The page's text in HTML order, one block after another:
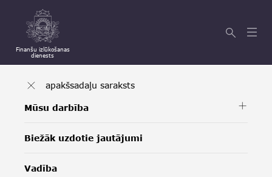
Finanšu izlūkošanas
dienests
apakšsadaļu saraksts
Mūsu darbība
Biežāk uzdotie jautājumi
Vadība